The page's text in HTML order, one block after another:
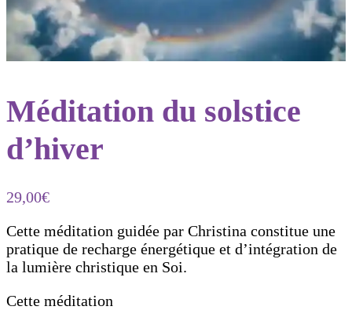
Méditation du solstice
d’hiver
29,00€
Cette méditation guidée par Christina constitue une
pratique de recharge énergétique et d’intégration de
la lumière christique en Soi.
Cette méditation